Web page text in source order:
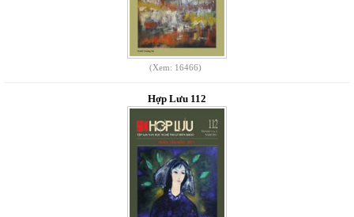
(Xem: 16466)
Hợp Lưu 112